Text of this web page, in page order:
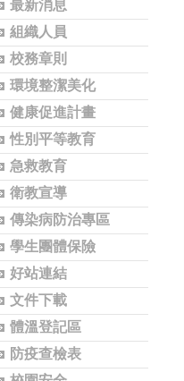
最新消息
組織人員
校務章則
環境整潔美化
健康促進計畫
性別平等教育
急救教育
衛教宣導
傳染病防治專區
學生團體保險
好站連結
文件下載
體溫登記區
防疫查檢表